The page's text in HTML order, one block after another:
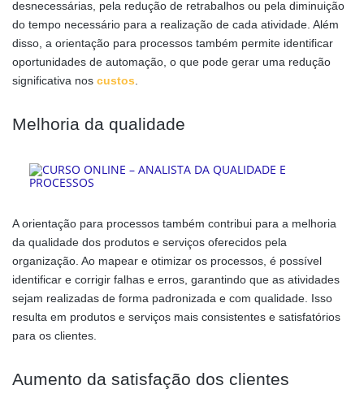
desnecessárias, pela redução de retrabalhos ou pela diminuição
do tempo necessário para a realização de cada atividade. Além
disso, a orientação para processos também permite identificar
oportunidades de automação, o que pode gerar uma redução
significativa nos custos.
Melhoria da qualidade
A orientação para processos também contribui para a melhoria
da qualidade dos produtos e serviços oferecidos pela
organização. Ao mapear e otimizar os processos, é possível
identificar e corrigir falhas e erros, garantindo que as atividades
sejam realizadas de forma padronizada e com qualidade. Isso
resulta em produtos e serviços mais consistentes e satisfatórios
para os clientes.
Aumento da satisfação dos clientes